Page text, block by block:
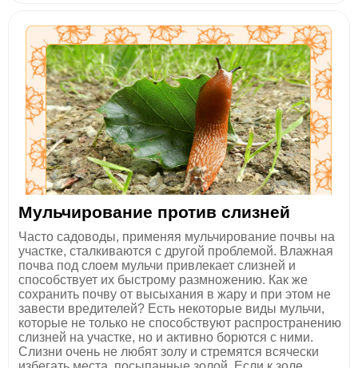
Мульчирование против слизней
Часто садоводы, применяя мульчирование почвы на
участке, сталкиваются с другой проблемой. Влажная
почва под слоем мульчи привлекает слизней и
способствует их быстрому размножению. Как же
сохранить почву от высыхания в жару и при этом не
завести вредителей? Есть некоторые виды мульчи,
которые не только не способствуют распространению
слизней на участке, но и активно борются с ними.
Слизни очень не любят золу и стремятся всячески